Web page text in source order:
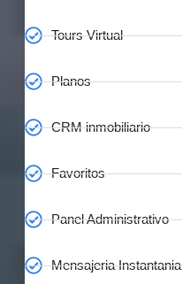
Tours Virtual
Planos
CRM inmobiliario
Favoritos
Panel Administrativo
Mensajeria Instantania